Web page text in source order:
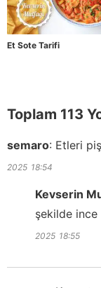
Et Sote Tarifi
Toplam 113
semaro: Etleri
2025 18:54
Kevserin
şekilde ince
2025 18:55